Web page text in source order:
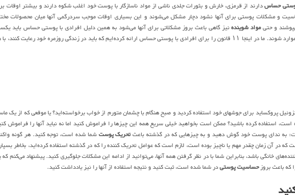
حساسدارند از قرمزی، خارش و بثورات جلدی ناشی از مواد ناسازگار با پوست خود اغلب شکوه دارند و بیشتر اوقات
و مشکلات پوستی برای آنها نشود دچار مشکل می‌شوند و این بسیاری اوقات موجب سردرگمی آنها میان محصولات
و حتیمواد شویندهنیز گاهی باعث بروز مشکلاتی برای آنها می‌شود به همین دلیل افرادی با پوستی حساس باید
قوانین را رعایت کنند تا کمتر دچار مشکلات پوستی ناشی از این موارد شوند. ما در اینجا ۱۱ قانون را برای افرادی با پوستی حساس ارائه کرده‌ایم که باید در زندگی روزمره خود رعایت
پروکساید برای جوشهای خود استفاده کردید و صبح هنگام با چشمان متورم از خواب برخواسته‌اید؟ یا موقعی که از یک
استفاده کرده باشید؟ ممکن است بخواهید خیلی سریع همه این چیزها را فراموش کنید اما نه نباید آنها را فراموش
به ندای پوست خود گوش دهید و به چیزهایی که در گذشته باعثتحریک پوستشما شده است، توجه کنید. هر گونه
در آن زمان چقدر مهم یا ناچیز بوده است، لازم است که عوامل تحریک کننده را که در گذشته استفاده کرده‌اید، بخاطر
خانگی باشد، بنابراین شما با در نظر گرفتن همه آنها، می‌توانید از ادامه این مشکلات جلوگیری کنید. پیشنهاد می‌کنم
که باعث بروزحساسیت پوستیدر شما شده است، ثبت کنید و نتیجه استفاده از آنها را نیز یادداشت کنید.